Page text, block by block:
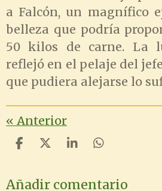
a Falcón, un magnífico
belleza que podría
50 kilos de carne. La
reflejó en el pelaje del
que pudiera alejarse lo
« Anterior
C
p
C
p
C
p
C
p
Añadir comentario